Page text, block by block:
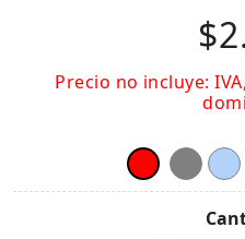
Precio no incluye: